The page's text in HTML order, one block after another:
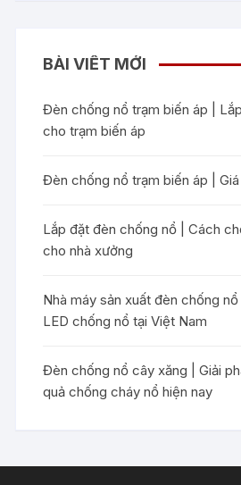
BÀI VIẾT MỚI
Đèn chống nổ trạm biến áp |
cho trạm biến áp
Đèn chống nổ trạm biến áp |
Lắp đặt đèn chống nổ | Cách
cho nhà xưởng
Nhà máy sản xuất đèn chống
LED chống nổ tại Việt Nam
Đèn chống nổ cây xăng | Giải
quả chống cháy nổ hiện nay